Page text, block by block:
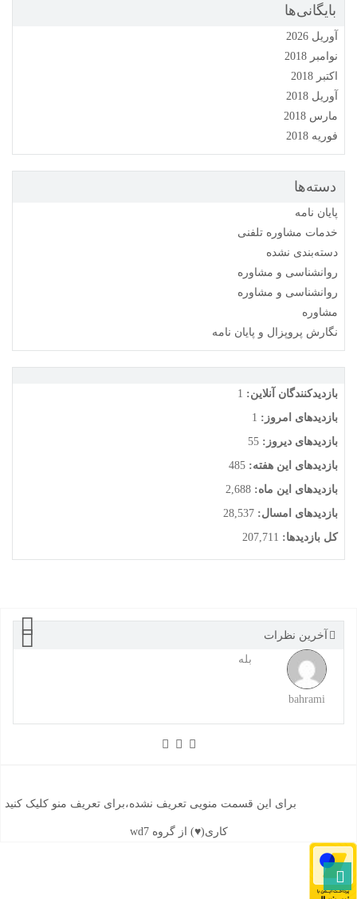
بایگانی‌ها
آوریل 2026
نوامبر 2018
اکتبر 2018
آوریل 2018
مارس 2018
فوریه 2018
دسته‌ها
پایان نامه
خدمات مشاوره تلفنی
دسته‌بندی نشده
روانشناسی و مشاوره
روانشناسی و مشاوره
مشاوره
نگارش پروپزال و پایان نامه
بازدیدکنندگان آنلاین: 1
بازدیدهای امروز: 1
بازدیدهای دیروز: 55
بازدیدهای این هفته: 485
بازدیدهای این ماه: 2,688
بازدیدهای امسال: 28,537
کل بازدیدها: 207,711
آخرین نظرات
bahrami
بله
برای این قسمت منویی تعریف نشده،برای تعریف منو کلیک کنید
کاری(♥) از گروه wd7